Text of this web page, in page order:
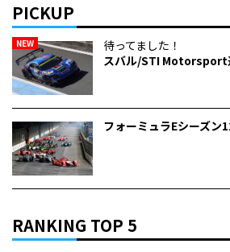
PICKUP
NEW
待ってました！
スバル/STI Motorsport
フォーミュラEシーズン
RANKING TOP 5